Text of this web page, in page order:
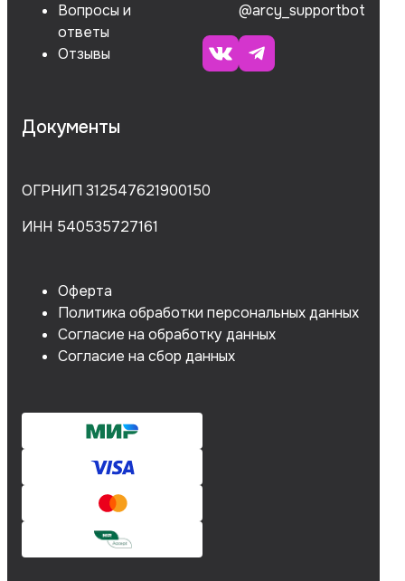
Вопросы и
ответы
Отзывы
@arcy_supportbot
Документы
ОГРНИП 312547621900150
ИНН 540535727161
Оферта
Политика обработки персональных данных
Согласие на обработку данных
Согласие на сбор данных